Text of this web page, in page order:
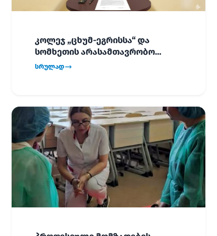
კოლეჯ „ცხუმ-ეგრისსა“ და
სომხეთის არასამთავრობო
ორგანიზაცია „Youth is Power“-ს
სრულად